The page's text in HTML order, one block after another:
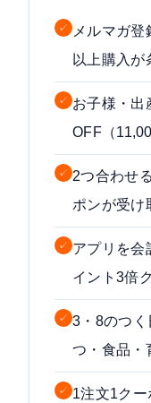
✓
メルマガ登
以上購入が
✓ お子様・出
OFF（
✓ 2つ合わせ
ポンが受け
✓ アプリを会
イント3倍
✓ 3・8のつく
つ・食品・
✓ 1注文1ク